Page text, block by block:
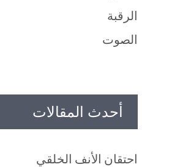
الرقبة
الصوت
أحدث المقالات
احتقان الأنف الخلقي